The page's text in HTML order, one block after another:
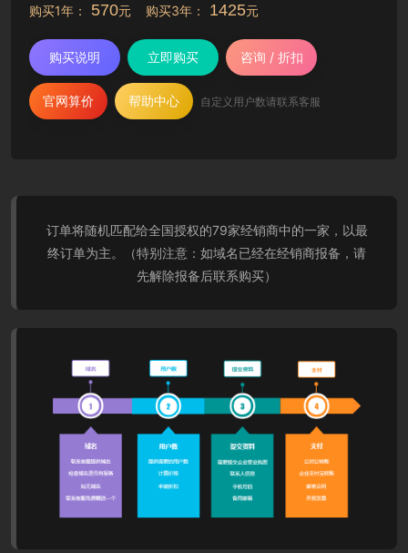
购买1年：
570元 购买3年： 1425元
购买说明 立即购买 咨询 / 折扣
官网算价 帮助中心 自定义用户数请联系客服
订单将随机匹配给全国授权的79家经销商中的一家，以最
终订单为主。（特别注意：如域名已经在经销商报备，请
先解除报备后联系购买）